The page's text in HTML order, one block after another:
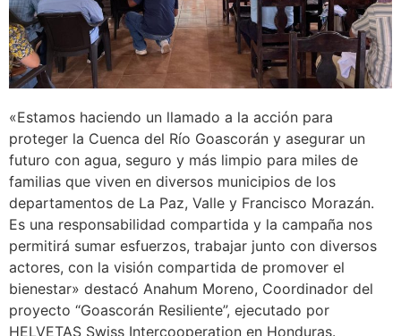
«Estamos haciendo un llamado a la acción para
proteger la Cuenca del Río Goascorán y asegurar un
futuro con agua, seguro y más limpio para miles de
familias que viven en diversos municipios de los
departamentos de La Paz, Valle y Francisco Morazán.
Es una responsabilidad compartida y la campaña nos
permitirá sumar esfuerzos, trabajar junto con diversos
actores, con la visión compartida de promover el
bienestar» destacó Anahum Moreno, Coordinador del
proyecto “Goascorán Resiliente”, ejecutado por
HELVETAS Swiss Intercooperation en Honduras.